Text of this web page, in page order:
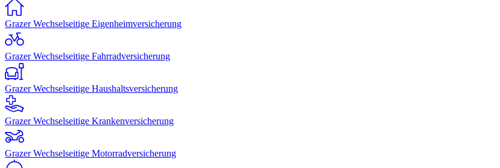
Grazer Wechselseitige Eigenheimversicherung
Grazer Wechselseitige Fahrradversicherung
Grazer Wechselseitige Haushaltsversicherung
Grazer Wechselseitige Krankenversicherung
Grazer Wechselseitige Motorradversicherung